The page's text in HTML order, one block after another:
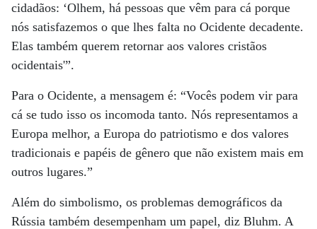
cidadãos: ‘Olhem, há pessoas que vêm para cá porque
nós satisfazemos o que lhes falta no Ocidente decadente.
Elas também querem retornar aos valores cristãos
ocidentais'”.
Para o Ocidente, a mensagem é: “Vocês podem vir para
cá se tudo isso os incomoda tanto. Nós representamos a
Europa melhor, a Europa do patriotismo e dos valores
tradicionais e papéis de gênero que não existem mais em
outros lugares.”
Além do simbolismo, os problemas demográficos da
Rússia também desempenham um papel, diz Bluhm. A